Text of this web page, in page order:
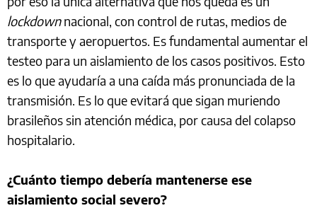
lockdownnacional, con control de rutas, medios de
transporte y aeropuertos. Es fundamental aumentar el
testeo para un aislamiento de los casos positivos. Esto
es lo que ayudaría a una caída más pronunciada de la
transmisión. Es lo que evitará que sigan muriendo
brasileños sin atención médica, por causa del colapso
hospitalario.
¿Cuánto tiempo debería mantenerse ese
aislamiento social severo?